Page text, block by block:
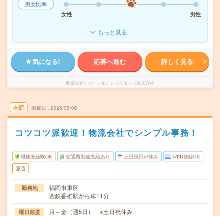
男女比率
女性
男性
もっと見る
気になる! 応募へ進む 詳しく見る
派遣会社 パーソルテンプスタッフ株式会社
未読 掲載日 2026/08/06
コツコツ派歓迎！物流会社でシンプル事務！
職種未経験OK 交通費別途支給あり 土日祝日が休み WEB登録OK
派遣
勤務地
福岡市東区
西鉄香椎駅から車11分
曜日頻度 月～金（週5日） ※土日祝休み